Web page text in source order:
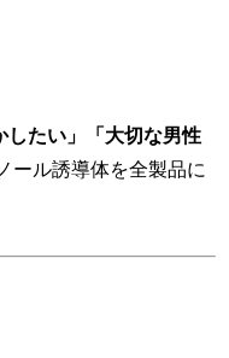
したい」「大切な男性
ール誘導体を全製品に